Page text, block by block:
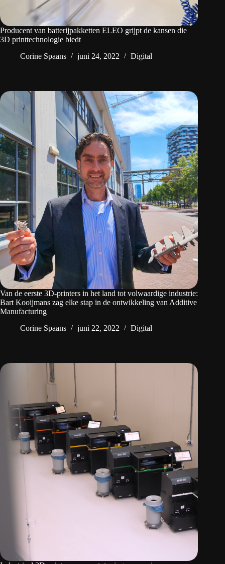
Producent van batterijpakketten ELEO grijpt de kansen die
3D printtechnologie biedt
Corine Spaans
juni 24, 2022 Digital
Van de eerste 3D-printers in het land tot volwaardige industrie:
Bart Kooijmans zag elke stap in de ontwikkeling van Additive
Manufacturing
Corine Spaans
juni 22, 2022 Digital